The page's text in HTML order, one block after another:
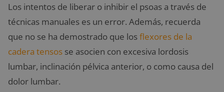
Los intentos de liberar o inhibir el psoas a través de
técnicas manuales es un error. Además, recuerda
que no se ha demostrado que losflexores de la
cadera tensos se asocien con excesiva lordosis
lumbar, inclinación pélvica anterior, o como causa del
dolor lumbar.